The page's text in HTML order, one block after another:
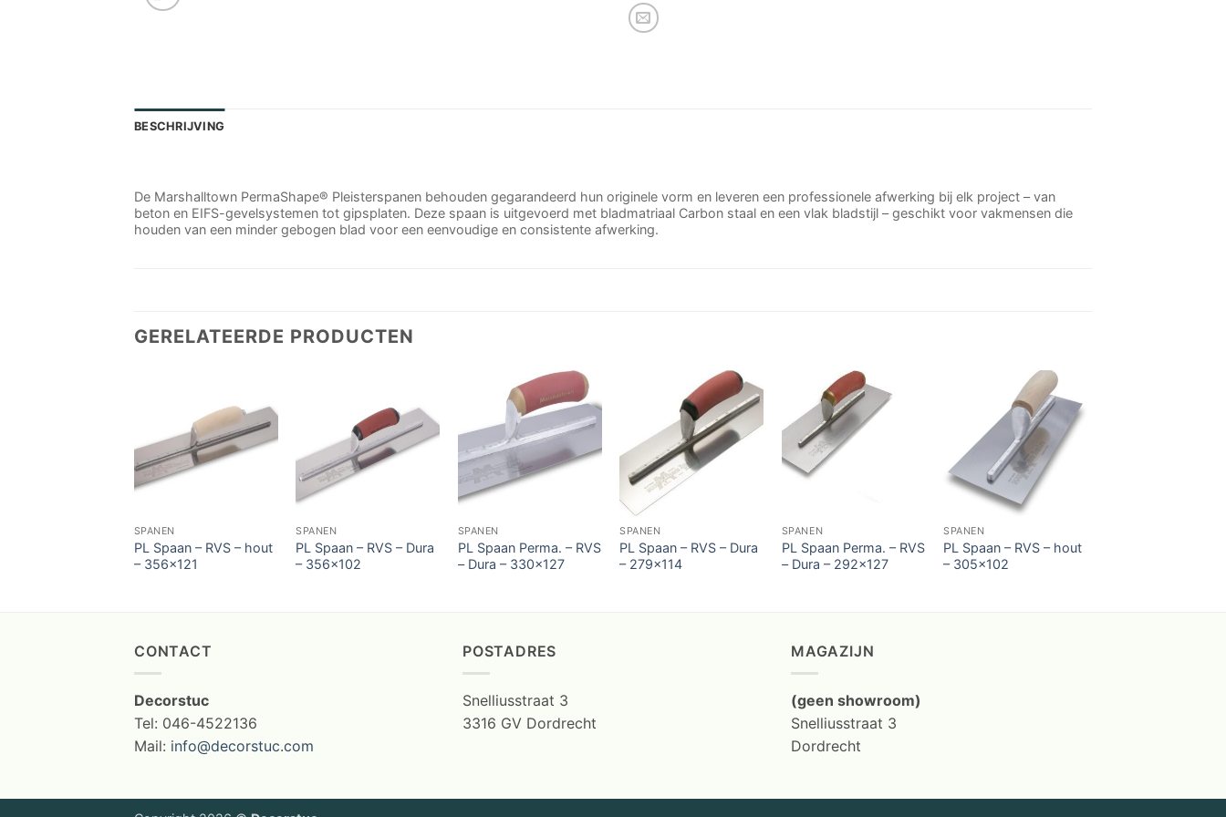
BESCHRIJVING
De Marshalltown PermaShape® Pleisterspanen behouden gegarandeerd hun originele vorm en leveren een professionele afwerking bij elk project – van
beton en EIFS-gevelsystemen tot gipsplaten. Deze spaan is uitgevoerd met bladmatriaal Carbon staal en een vlak bladstijl – geschikt voor vakmensen die
houden van een minder gebogen blad voor een eenvoudige en consistente afwerking.
GERELATEERDE PRODUCTEN
SPANEN
PL Spaan – RVS – hout
– 356×121
SPANEN
PL Spaan – RVS – Dura
– 356×102
SPANEN
PL Spaan Perma. – RVS
– Dura – 330×127
SPANEN
PL Spaan – RVS – Dura
– 279×114
SPANEN
PL Spaan Perma. – RVS
– Dura – 292×127
SPANEN
PL Spaan – RVS – hout
– 305×102
CONTACT
Decorstuc
Tel: 046-4522136
Mail: info@decorstuc.com
POSTADRES
Snelliusstraat 3
3316 GV Dordrecht
MAGAZIJN
(geen showroom)
Snelliusstraat 3
Dordrecht